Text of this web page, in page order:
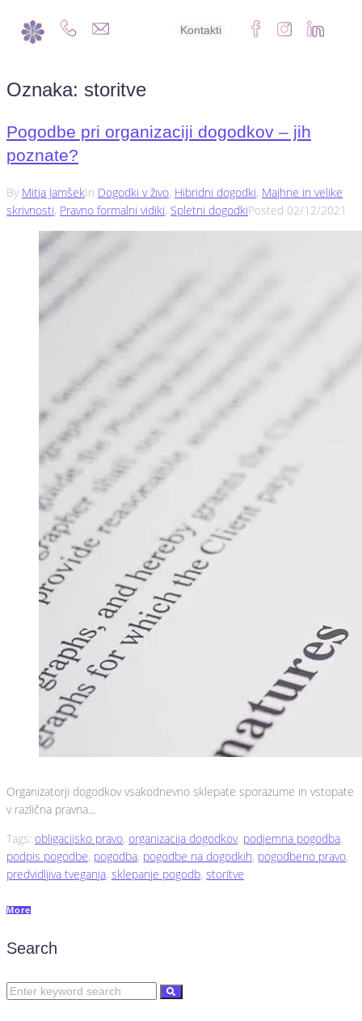
Kontakti
Oznaka: storitve
Pogodbe pri organizaciji dogodkov – jih
poznate?
By Mitja JamšekIn Dogodki v živo, Hibridni dogodki, Majhne in velike
skrivnosti, Pravno formalni vidiki, Spletni dogodkiPosted 02/12/2021
Organizatorji dogodkov vsakodnevno sklepate sporazume in vstopate
v različna pravna...
Tags: obligacijsko pravo, organizacija dogodkov, podjemna pogodba,
podpis pogodbe, pogodba, pogodbe na dogodkih, pogodbeno pravo,
predvidljiva tveganja, sklepanje pogodb, storitve
More
Search